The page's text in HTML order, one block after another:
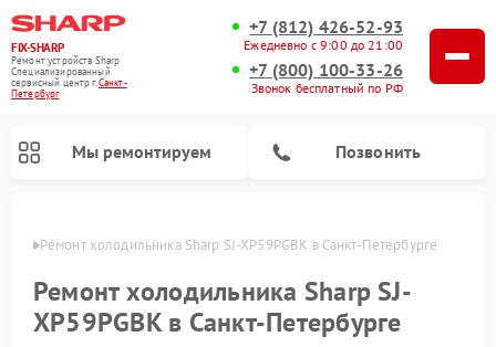
FIX-SHARP
Ремонт устройств Sharp
Специализированный
cервисный центр г.Санкт-
Петербург
+7 (812) 426-52-93
Ежедневно с 9:00 до 21:00
+7 (800) 100-33-26
Звонок бесплатный по РФ
Мы ремонтируем Позвонить
Ремонт холодильника Sharp SJ-XP59PGBK в Санкт-Петербурге
Ремонт холодильника Sharp SJ-
XP59PGBK в Санкт-Петербурге